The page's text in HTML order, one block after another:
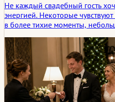
Не каждый свадебный гость
энергией. Некоторые
в более тихие моменты,
рассматриваются
гостей-интровертов и то,
часто создают самые